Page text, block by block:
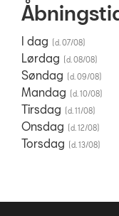
I dag
Lørdag
Søndag
Mandag
Tirsdag
Onsdag
Torsdag